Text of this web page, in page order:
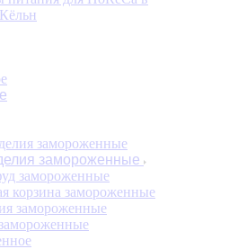
замороженные
замороженные
корзина замороженные
замороженные